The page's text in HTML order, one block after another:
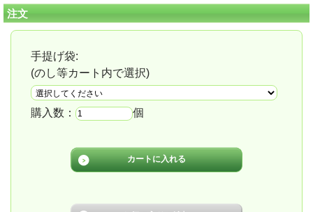
注文
手提げ袋:
(のし等カート内で選択)
購入数： 個